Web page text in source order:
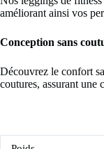
améliorant ainsi vos
Conception sans
Découvrez le confort
coutures, assurant une